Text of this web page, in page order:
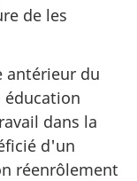
de les
antérieur du
éducation
dans la
d'un
réenrôlement